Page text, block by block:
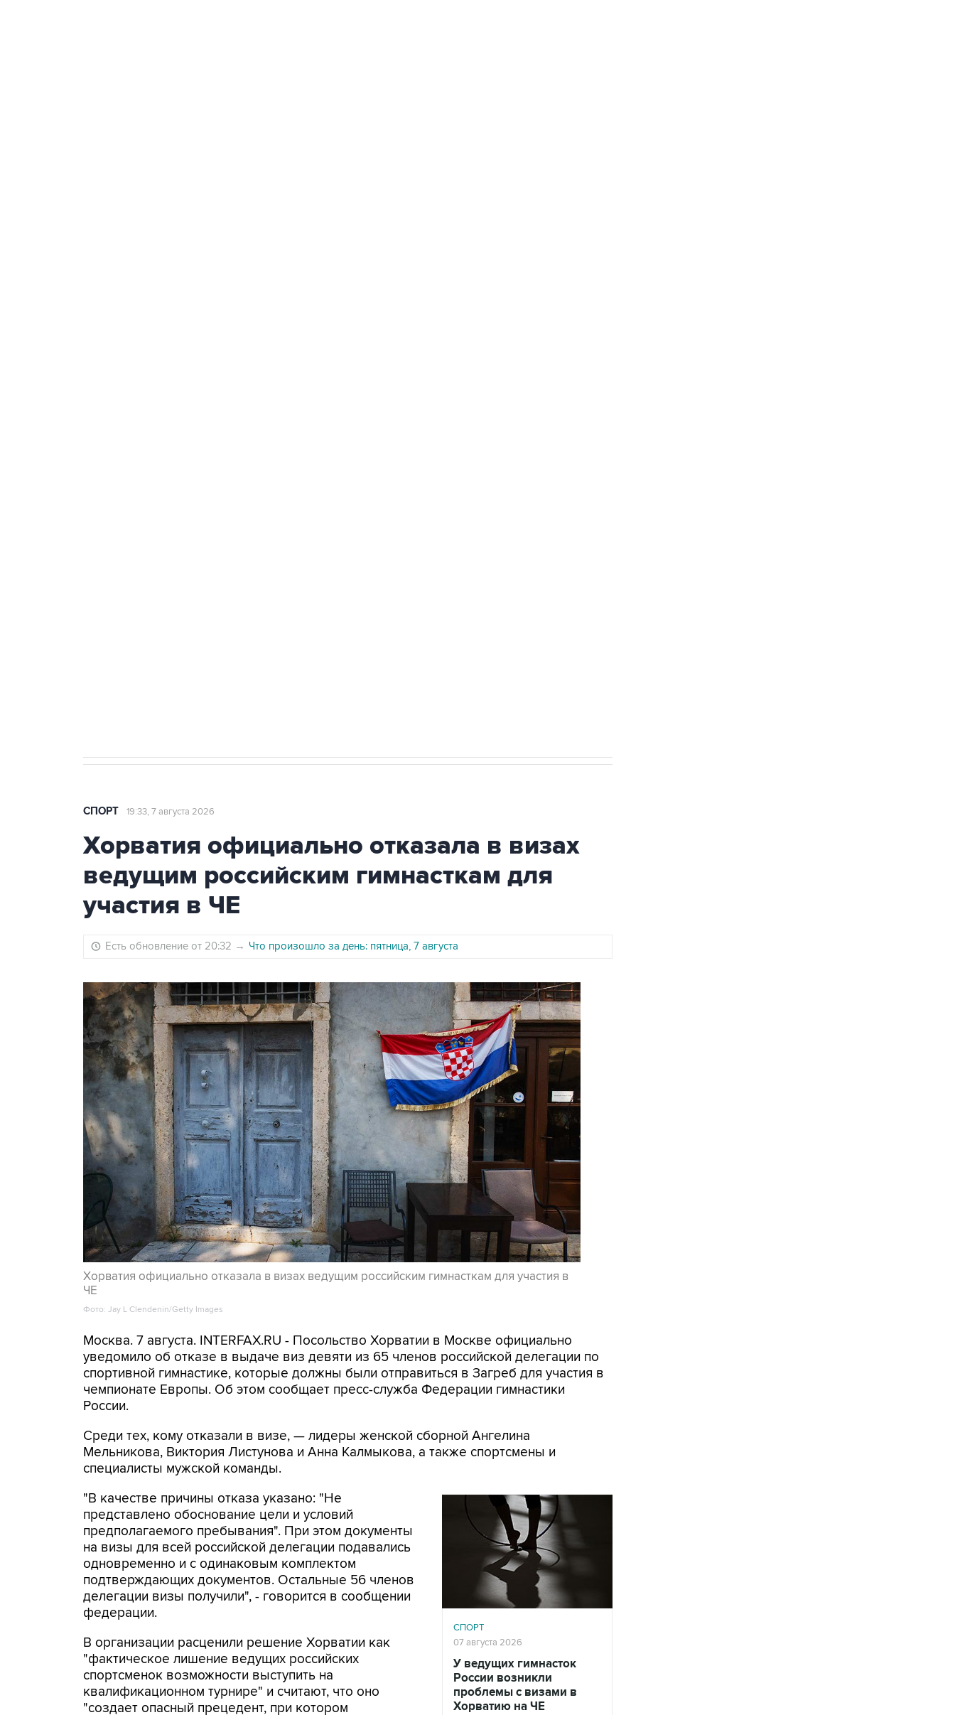
СПОРТ 19:33, 7 августа 2026
Хорватия официально отказала в визах
ведущим российским гимнасткам для
участия в ЧЕ
Есть обновление от 20:32 → Что произошло за день: пятница, 7 августа
Хорватия официально отказала в визах ведущим российским гимнасткам для участия в
ЧЕ
Фото: Jay L Clendenin/Getty Images
Москва. 7 августа. INTERFAX.RU - Посольство Хорватии в Москве официально
уведомило об отказе в выдаче виз девяти из 65 членов российской делегации по
спортивной гимнастике, которые должны были отправиться в Загреб для участия в
чемпионате Европы. Об этом сообщает пресс-служба Федерации гимнастики
России.
Среди тех, кому отказали в визе, — лидеры женской сборной Ангелина
Мельникова, Виктория Листунова и Анна Калмыкова, а также спортсмены и
специалисты мужской команды.
СПОРТ
07 августа 2026
У ведущих гимнасток
России возникли
проблемы с визами в
Хорватию на ЧЕ
"В качестве причины отказа указано: "Не
представлено обоснование цели и условий
предполагаемого пребывания". При этом документы
на визы для всей российской делегации подавались
одновременно и с одинаковым комплектом
подтверждающих документов. Остальные 56 членов
делегации визы получили", - говорится в сообщении
федерации.
В организации расценили решение Хорватии как
"фактическое лишение ведущих российских
спортсменок возможности выступить на
квалификационном турнире" и считают, что оно
"создает опасный прецедент, при котором